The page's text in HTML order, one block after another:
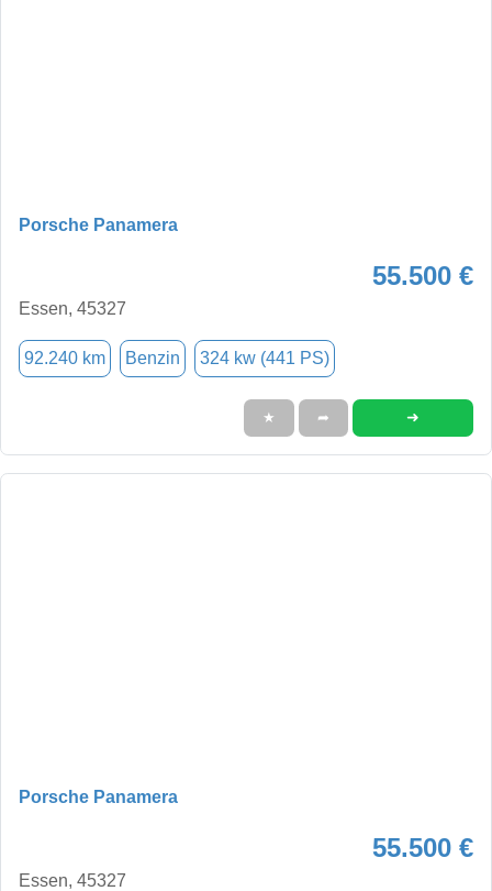
Porsche Panamera
55.500 €
Essen, 45327
92.240 km Benzin 324 kw (441 PS)
★ ➦ ➜
Porsche Panamera
55.500 €
Essen, 45327